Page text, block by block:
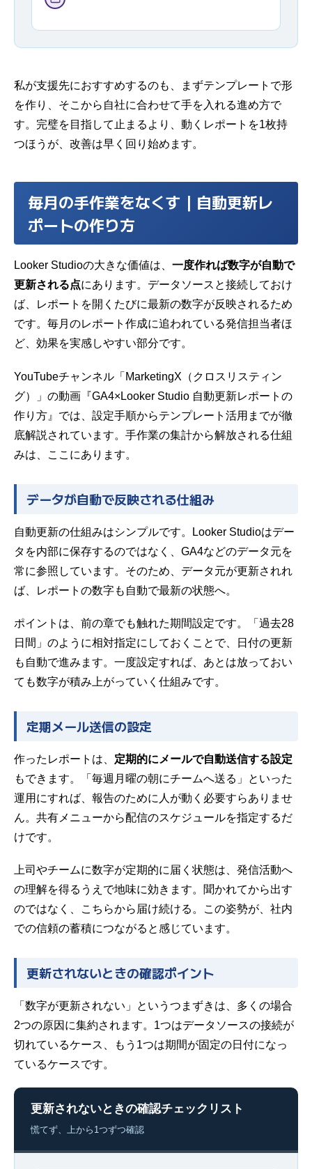
私が支援先におすすめするのも、まずテンプレートで形
を作り、そこから自社に合わせて手を入れる進め方で
す。完璧を目指して止まるより、動くレポートを1枚持
つほうが、改善は早く回り始めます。
毎月の手作業をなくす｜自動更新レ
ポートの作り方
Looker Studioの大きな価値は、 一度作れば数字が自動で
更新される点にあります。データソースと接続しておけ
ば、レポートを開くたびに最新の数字が反映されるため
です。毎月のレポート作成に追われている発信担当者ほ
ど、効果を実感しやすい部分です。
YouTubeチャンネル「MarketingX（クロスリスティン
グ）」の動画『GA4×Looker Studio 自動更新レポートの
作り方』では、設定手順からテンプレート活用までが徹
底解説されています。手作業の集計から解放される仕組
みは、ここにあります。
データが自動で反映される仕組み
自動更新の仕組みはシンプルです。Looker Studioはデー
タを内部に保存するのではなく、GA4などのデータ元を
常に参照しています。そのため、データ元が更新されれ
ば、レポートの数字も自動で最新の状態へ。
ポイントは、前の章でも触れた期間設定です。「過去28
日間」のように相対指定にしておくことで、日付の更新
も自動で進みます。一度設定すれば、あとは放っておい
ても数字が積み上がっていく仕組みです。
定期メール送信の設定
作ったレポートは、 定期的にメールで自動送信する設定
もできます。「毎週月曜の朝にチームへ送る」といった
運用にすれば、報告のために人が動く必要すらありませ
ん。共有メニューから配信のスケジュールを指定するだ
けです。
上司やチームに数字が定期的に届く状態は、発信活動へ
の理解を得るうえで地味に効きます。聞かれてから出す
のではなく、こちらから届け続ける。この姿勢が、社内
での信頼の蓄積につながると感じています。
更新されないときの確認ポイント
「数字が更新されない」というつまずきは、多くの場合
2つの原因に集約されます。1つはデータソースの接続が
切れているケース、もう1つは期間が固定の日付になっ
ているケースです。
更新されないときの確認チェックリスト
慌てず、上から1つずつ確認